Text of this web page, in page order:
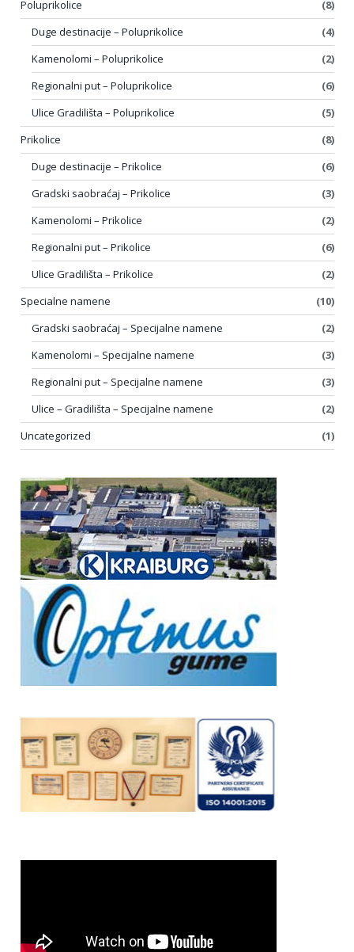
Poluprikolice
(8)
Duge destinacije – Poluprikolice
(4)
Kamenolomi – Poluprikolice
(2)
Regionalni put – Poluprikolice
(6)
Ulice Gradilišta – Poluprikolice
(5)
Prikolice
(8)
Duge destinacije – Prikolice
(6)
Gradski saobraćaj – Prikolice
(3)
Kamenolomi – Prikolice
(2)
Regionalni put – Prikolice
(6)
Ulice Gradilišta – Prikolice
(2)
Specialne namene
(10)
Gradski saobraćaj – Specijalne namene
(2)
Kamenolomi – Specijalne namene
(3)
Regionalni put – Specijalne namene
(3)
Ulice – Gradilišta – Specijalne namene
(2)
Uncategorized
(1)